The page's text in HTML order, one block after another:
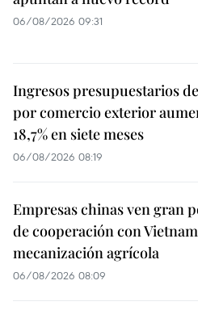
06/08/2026 09:31
Ingresos presupuestarios
por comercio exterior
18,7% en siete meses
06/08/2026 08:19
Empresas chinas ven gran
de cooperación con
mecanización agrícola
06/08/2026 08:09